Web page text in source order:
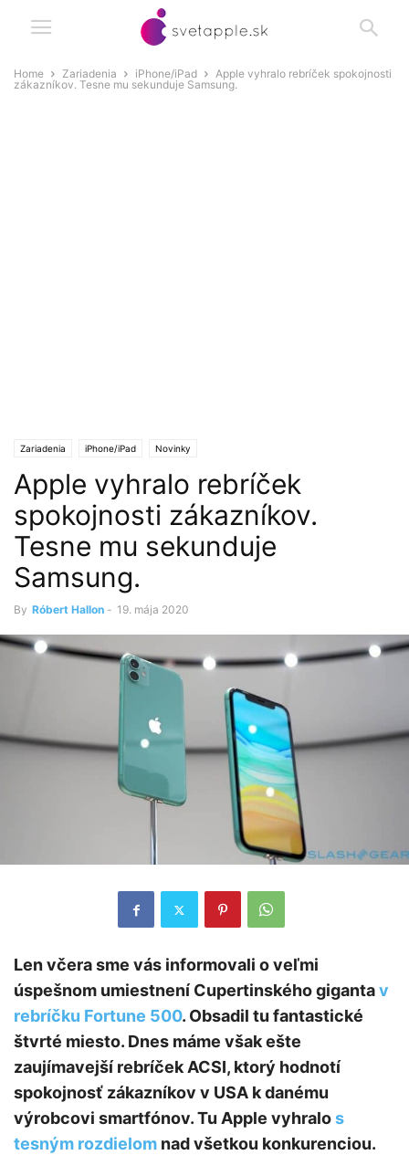
Home Zariadenia iPhone/iPad
Apple vyhralo rebríček spokojnosti
zákazníkov. Tesne mu sekunduje Samsung.
Zariadenia iPhone/iPad Novinky
Apple vyhralo rebríček
spokojnosti zákazníkov.
Tesne mu sekunduje
Samsung.
By Róbert Hallon - 19. mája 2020
Len včera sme vás informovali o veľmi
úspešnom umiestnení Cupertinského gigantav
rebríčku Fortune 500. Obsadil tu fantastické
štvrté miesto. Dnes máme však ešte
zaujímavejší rebríček ACSI, ktorý hodnotí
spokojnosť zákazníkov v USA k danému
výrobcovi smartfónov. Tu Apple vyhralos
tesným rozdielom nad všetkou konkurenciou.